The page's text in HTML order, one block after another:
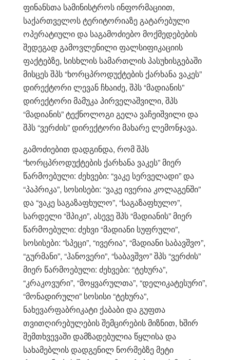
ფინანსთა სამინისტროს ინფორმაციით,
საქართველოს ტერიტორიაზე გატარებული
ოპერატიული და საგამოძიებო მოქმედებების
შედეგად გამოვლენილი ფალსიფიკაციის
ფაქტებზე, სისხლის სამართლის პასუხისგებაში
მისცეს შპს “ხორცპროდუქტების ქარხანა ვაკეს”
დირექტორი ლევან ჩხაიძე, შპს “მადიანის”
დირექტორი მამუკა პირველაშვილი, შპს
“მადიანის” ტექნოლოგი გელა ვაჩეიშვილი და
შპს “ვერძის” დირექტორი მახარე ლემონჯავა.
გამოძიებით დადგინდა, რომ შპს
“ხორცპროდუქტების ქარხანა ვაკეს” მიერ
წარმოებული: ძეხვები: “ვაკე სერველადი” და
“პაპრიკა”, სოსისები: “ვაკე ივერია კოლაგენში”
და “ვაკე საგაზაფხულო”, “საგაზაფხულო”,
სარდელი “შპიკი”, ასევე შპს “მადიანის” მიერ
წარმოებული: ძეხვი “მადიანი სუფრული”,
სოსისები: “სპეცი”, “ივერია”, “მადიანი საბავშვო”,
“გურმანი”, “ჰანოვერი”, “საბავშვო” შპს “ვერძის”
მიერ წარმოებული: ძეხვები: “ტეხურა”,
“კრაკოვური”, “მოყვარულთა”, “დელიკატესური”,
“მონადირული” სოსისი “ტეხურა”,
ნახევარფაბრიკატი ქაბაბი და გუფთა
თვითღირებულების შემცირების მიზნით, ხშირ
შემთხვევაში დამზადებულია წყლისა და
სახამებლის დადგენილ ნორმებზე მეტი